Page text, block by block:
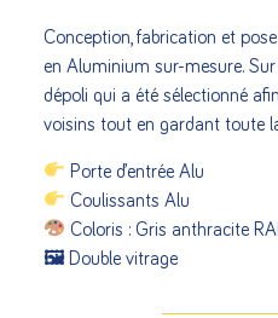
Conception, fabrication et
en Aluminium sur-mesure. Sur
dépoli qui a été sélectionné
voisins tout en gardant toute
Porte d’entrée Alu
Coulissants Alu
Coloris : Gris anthracite
🖼 Double vitrage